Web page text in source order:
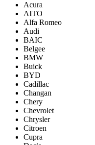
Acura
AITO
Alfa Romeo
Audi
BAIC
Belgee
BMW
Buick
BYD
Cadillac
Changan
Chery
Chevrolet
Chrysler
Citroen
Cupra